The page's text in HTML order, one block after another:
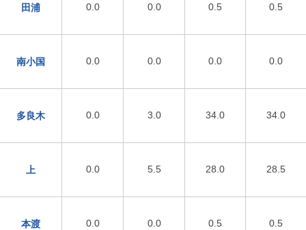
田浦 0.0 0.0 0.5 0.5
南小国 0.0 0.0 0.0 0.0
多良木 0.0 3.0 34.0 34.0
上 0.0 5.5 28.0 28.5
本渡 0.0 0.0 0.5 0.5